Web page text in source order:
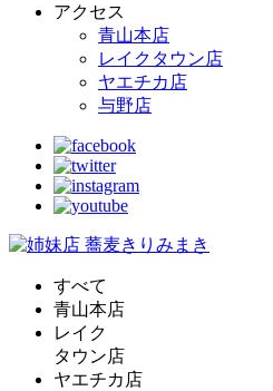
アクセス
青山本店
レイクタウン店
ヤエチカ店
与野店
すべて
青山本店
レイク
タウン店
ヤエチカ店